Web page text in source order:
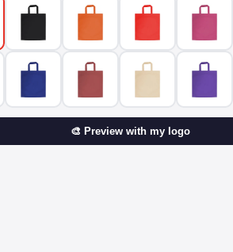
🎨 Preview with my logo